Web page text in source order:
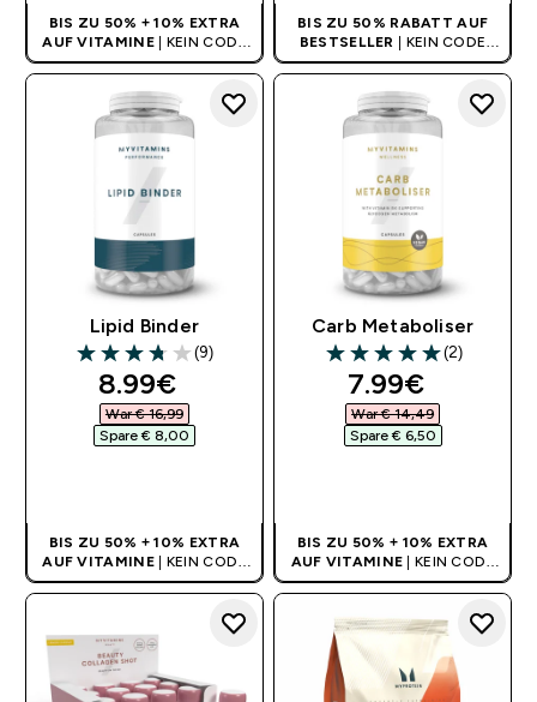
BIS ZU 50% + 10% EXTRA
AUF VITAMINE
| KEIN CODE
BENÖTIGT
BIS ZU 50% RABATT AUF
BESTSELLER
| KEIN CODE
BENÖTIGT
Lipid Binder
3.78 out of 5 stars
(9)
discounted price
8.99€‎
War € 16,99‎
Spare € 8,00‎
BIS ZU 50% + 10% EXTRA
AUF VITAMINE | KEIN CODE
BENÖTIGT
Carb Metaboliser
5 out of 5 stars
(2)
discounted
7.99€‎
War € 14,49‎
Spare € 6,50‎
BIS ZU 50% + 10% EXTRA
AUF VITAMINE | KEIN CODE
BENÖTIGT